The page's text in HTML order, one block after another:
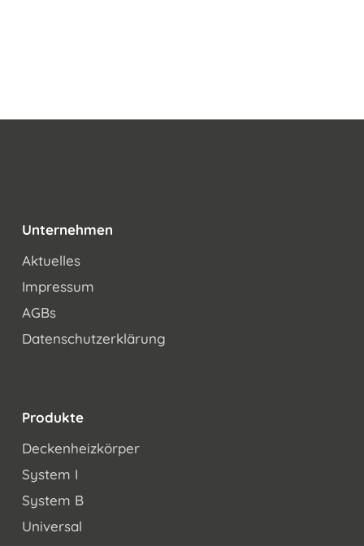
Unternehmen
Aktuelles
Impressum
AGBs
Datenschutzerklärung
Produkte
Deckenheizkörper
System I
System B
Universal